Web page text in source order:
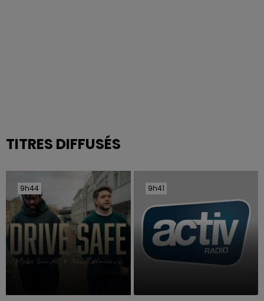
TITRES DIFFUSÉS
9h44
9h44 9h41
9h41